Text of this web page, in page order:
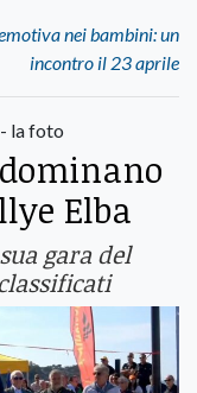
nei bambini: un
incontro il 23 aprile
la foto
Elba
gara del